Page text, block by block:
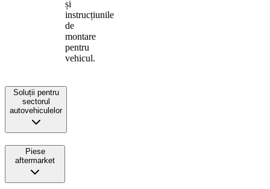
și
instrucțiunile
de
montare
pentru
vehicul.
Soluții pentru
sectorul
autovehiculelor
Piese
aftermarket